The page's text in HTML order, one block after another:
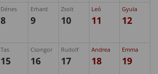
Dénes
8
Erhard
9
Zsolt
10
Leó
11
Gyula
12
Tas
15
Csongor
16
Rudolf
17
Andrea
18
Emma
19